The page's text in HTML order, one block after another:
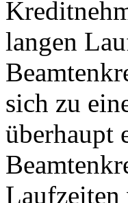
langen
sich zu
überhaupt
Laufzeiten